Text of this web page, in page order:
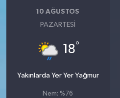
10 AĞUSTOS
PAZARTESI
18°
Yakınlarda Yer Yer Yağmur
Nem: %76